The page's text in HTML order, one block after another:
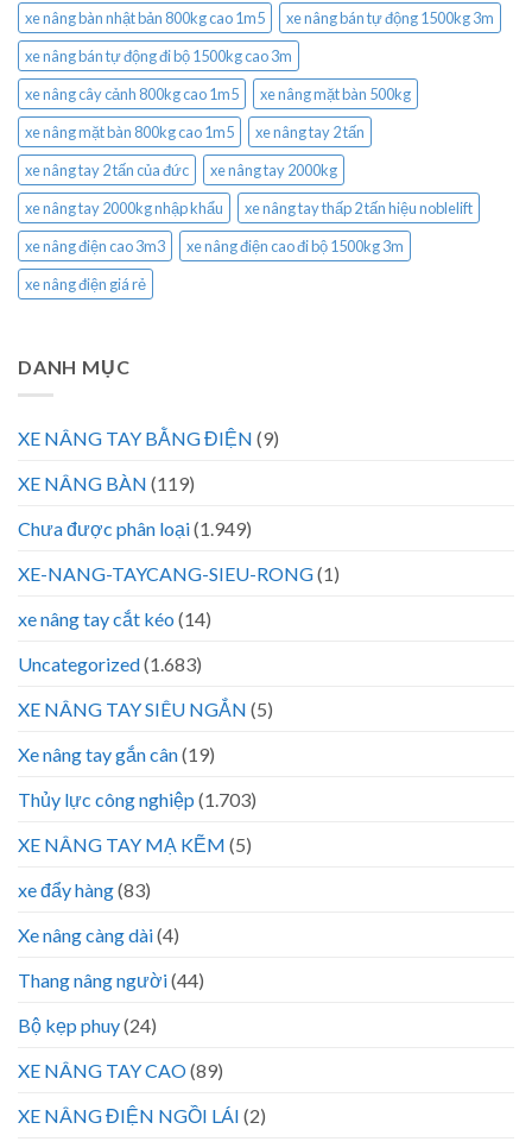
xe nâng bàn nhật bản 800kg cao 1m5
xe nâng bán tự động 1500kg 3m
xe nâng bán tự động đi bộ 1500kg cao 3m
xe nâng cây cảnh 800kg cao 1m5
xe nâng mặt bàn 500kg
xe nâng mặt bàn 800kg cao 1m5
xe nâng tay 2 tấn
xe nâng tay 2 tấn của đức
xe nâng tay 2000kg
xe nâng tay 2000kg nhập khẩu
xe nâng tay thấp 2 tấn hiệu noblelift
xe nâng điện cao 3m3
xe nâng điện cao đi bộ 1500kg 3m
xe nâng điện giá rẻ
DANH MỤC
XE NÂNG TAY BẰNG ĐIỆN (9)
XE NÂNG BÀN (119)
Chưa được phân loại(1.949)
XE-NANG-TAYCANG-SIEU-RONG(1)
xe nâng tay cắt kéo (14)
Uncategorized(1.683)
XE NÂNG TAY SIÊU NGẮN (5)
Xe nâng tay gắn cân(19)
Thủy lực công nghiệp (1.703)
XE NÂNG TAY MẠ KẼM (5)
xe đẩy hàng(83)
Xe nâng càng dài(4)
Thang nâng người(44)
Bộ kẹp phuy(24)
XE NÂNG TAY CAO(89)
XE NÂNG ĐIỆN NGỒI LÁI (2)